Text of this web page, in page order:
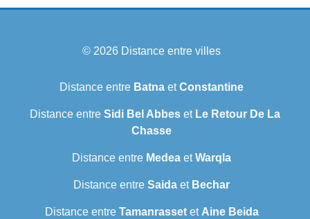
© 2026 Distance entre villes
Distance entre Batna etConstantine
Distance entre Sidi Bel Abbes et Le Retour De La
Chasse
Distance entre Medea etWarqla
Distance entre Saida et Bechar
Distance entre Tamanrassetet Aine Beida